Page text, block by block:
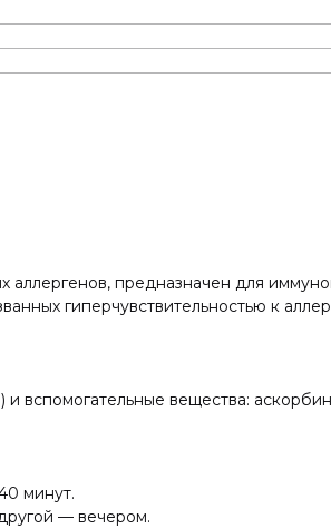
предназначен для
гиперчувствительностью к
вспомогательные вещества:
минут.
— вечером.